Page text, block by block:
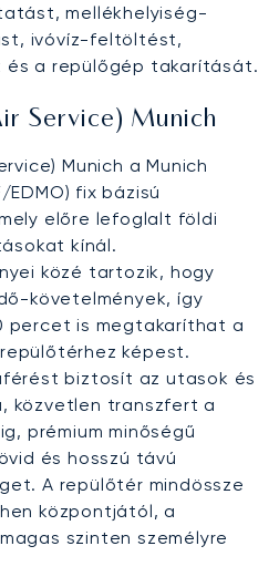
mellékhelyiség-
ivóvíz-feltöltést,
a repülőgép takarítását.
Service) Munich
Munich a Munich
fix bázisú
előre lefoglalt földi
kínál.
közé tartozik, hogy
követelmények, így
percet is megtakaríthat a
képest.
biztosít az utasok és
közvetlen transzfert a
prémium minőségű
és hosszú távú
A repülőtér mindössze
központjától, a
szinten személyre